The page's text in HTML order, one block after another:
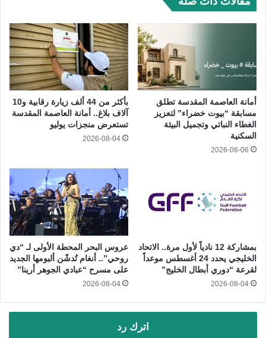
أمانة العاصمة المقدسة تطلق
مسابقة “بيوت خضراء” لتعزيز
الغطاء النباتي وتجميل البيئة
السكنية
2026-08-06
بأكثر من 44 ألف زيارة رقابية و10
آلاف بلاغ.. أمانة العاصمة المقدسة
تستعرض منجزات يوليو
2026-08-04
بمشاركة 12 نادياً لأول مرة.. الاتحاد
الخليجي يحدد 24 أغسطس موعداً
لقرعة “دوري أبطال الخليج”
2026-08-04
عروس البحر المحطة الأولى لـ “دي
روحي”.. أنغام تُدشّن ألبومها الجديد
على مسرح “عبادي الجوهر أرينا”
2026-08-04
اترك رد